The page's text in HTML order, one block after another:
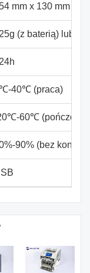
mm x 130 mm x
(z baterią) lub
40℃ (praca)
60℃
90% (bez